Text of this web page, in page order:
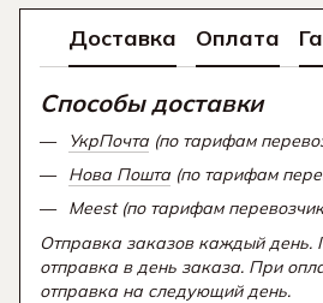
Доставка Оплата
Способы доставки
УкрПочта (по тарифам
Нова Пошта (по тарифам
Meest (по тарифам
Отправка заказов каждый день.
отправка в день заказа. При
отправка на следующий день.